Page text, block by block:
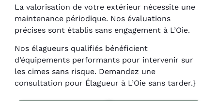
La valorisation de votre extérieur nécessite une
maintenance périodique. Nos évaluations
précises sont établis sans engagement à L’Oie.
Nos élagueurs qualifiés bénéficient
d’équipements performants pour intervenir sur
les cimes sans risque. Demandez une
consultation pour Élagueur à L’Oie sans tarder.}